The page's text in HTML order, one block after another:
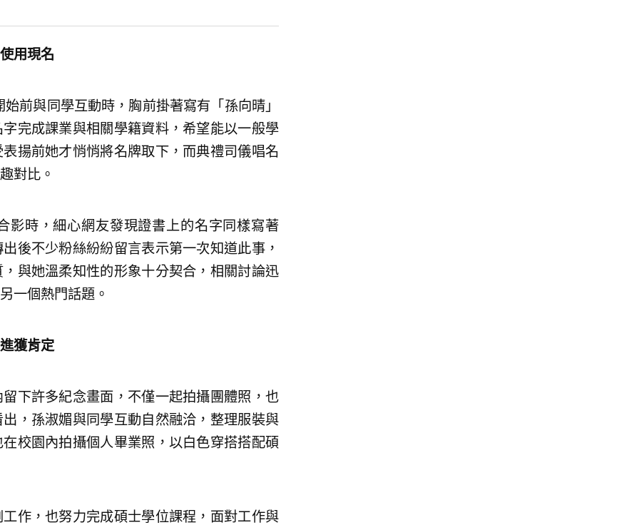
用現名
前與同學互動時，胸前掛著寫有「孫向晴」
完成課業與相關學籍資料，希望能以一般學
揚前她才悄悄將名牌取下，而典禮司儀唱名
對比。
影時，細心網友發現證書上的名字同樣寫著
後不少粉絲紛紛留言表示第一次知道此事，
與她溫柔知性的形象十分契合，相關討論迅
一個熱門話題。
獲肯定
下許多紀念畫面，不僅一起拍攝團體照，也
，孫淑媚與同學互動自然融洽，整理服裝與
校園內拍攝個人畢業照，以白色穿搭搭配碩
作，也努力完成碩士學位課程，面對工作與